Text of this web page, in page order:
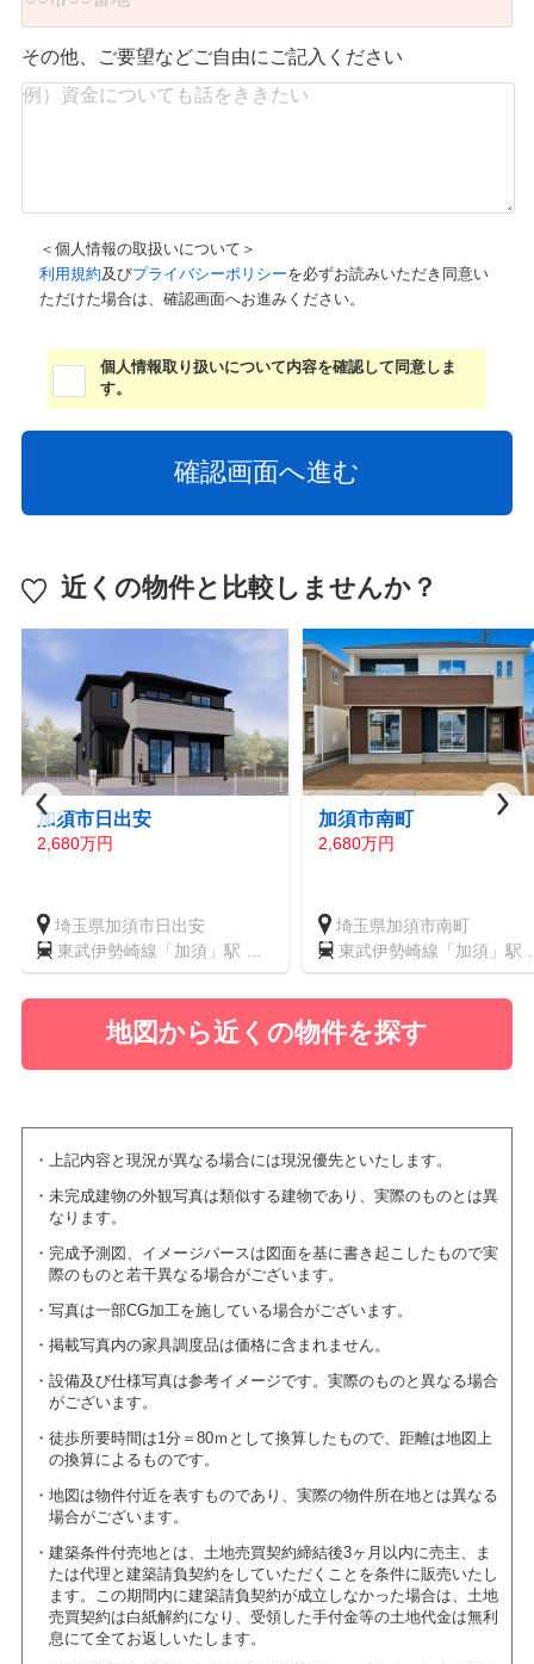
その他、ご要望などご自由にご記入ください
＜個人情報の取扱いについて＞
利用規約及びプライバシーポリシーを必ずお読みいただき同意い
ただけた場合は、確認画面へお進みください。
個人情報取り扱いについて内容を確認して同意しま
す。
近くの物件と比較しませんか？
加須市日出安
2,680万円
埼玉県加須市日出安
東武伊勢崎線「加須」駅 徒
歩19分
加須市南町
2,680万円
埼玉県加須市南町
東武伊勢崎線「加須」駅
歩15分
地図から近くの物件を探す
上記内容と現況が異なる場合には現況優先といたします。
未完成建物の外観写真は類似する建物であり、実際のものとは異
なります。
完成予測図、イメージパースは図面を基に書き起こしたもので実
際のものと若干異なる場合がございます。
写真は一部CG加工を施している場合がございます。
掲載写真内の家具調度品は価格に含まれません。
設備及び仕様写真は参考イメージです。実際のものと異なる場合
がございます。
徒歩所要時間は1分＝80ｍとして換算したもので、距離は地図上
の換算によるものです。
地図は物件付近を表すものであり、実際の物件所在地とは異なる
場合がございます。
建築条件付売地とは、土地売買契約締結後3ヶ月以内に売主、ま
たは代理と建築請負契約をしていただくことを条件に販売いたし
ます。この期間内に建築請負契約が成立しなかった場合は、土地
売買契約は白紙解約になり、受領した手付金等の土地代金は無利
息にて全てお返しいたします。